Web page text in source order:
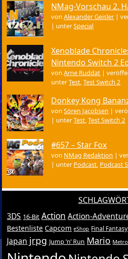
NMag-Vorschau 2.
vonAlexander Geisler |
| unterSpecial
Xenoblade
Nintendo Switch 2
vonArne Ruddat |
unterTest,Test Switch 2
Donkey Kong
vonSören Jacobsen |
| unterTest,Test Switch 2
#657 – Star Fox
von NMag Redaktion |
| unter Podcast, Podcast
3DS 16-Bit Action Action-
Bestenliste Capcom eShop Final Fantasy
Japan jrpg Jump ’n’ Run Mario